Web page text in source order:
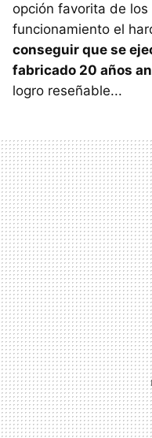
opción favorita de
funcionamiento el
conseguir que se
fabricado 20 años
logro reseñable...